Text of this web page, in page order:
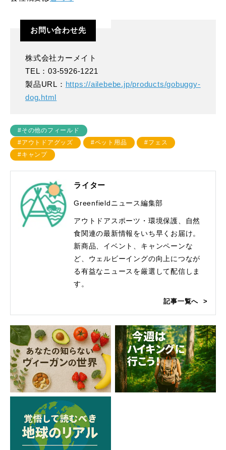
お問い合わせ先
株式会社カーメイト
TEL：03-5926-1221
製品URL： https://ailebebe.jp/products/gobuggy-
dog.html
#その他のフィールド
#アウトドアグッズ
#ペット用品
#フェス
#キャンプ
ライター
Greenfieldニュース編集部
アウトドアスポーツ・環境保護、自然
食関連の最新情報をいち早くお届け。
新商品、イベント、キャンペーンな
ど、ウェルビーイングの向上につなが
る有益なニュースを厳選して配信しま
す。
記事一覧へ